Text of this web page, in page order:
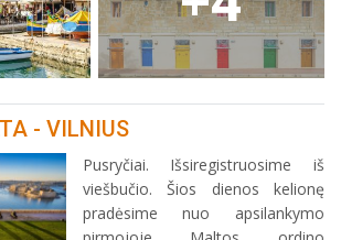
- VILNIUS
Pusryčiai. Išsiregistruosime iš
viešbučio. Šios dienos kelionę
pradėsime nuo apsilankymo